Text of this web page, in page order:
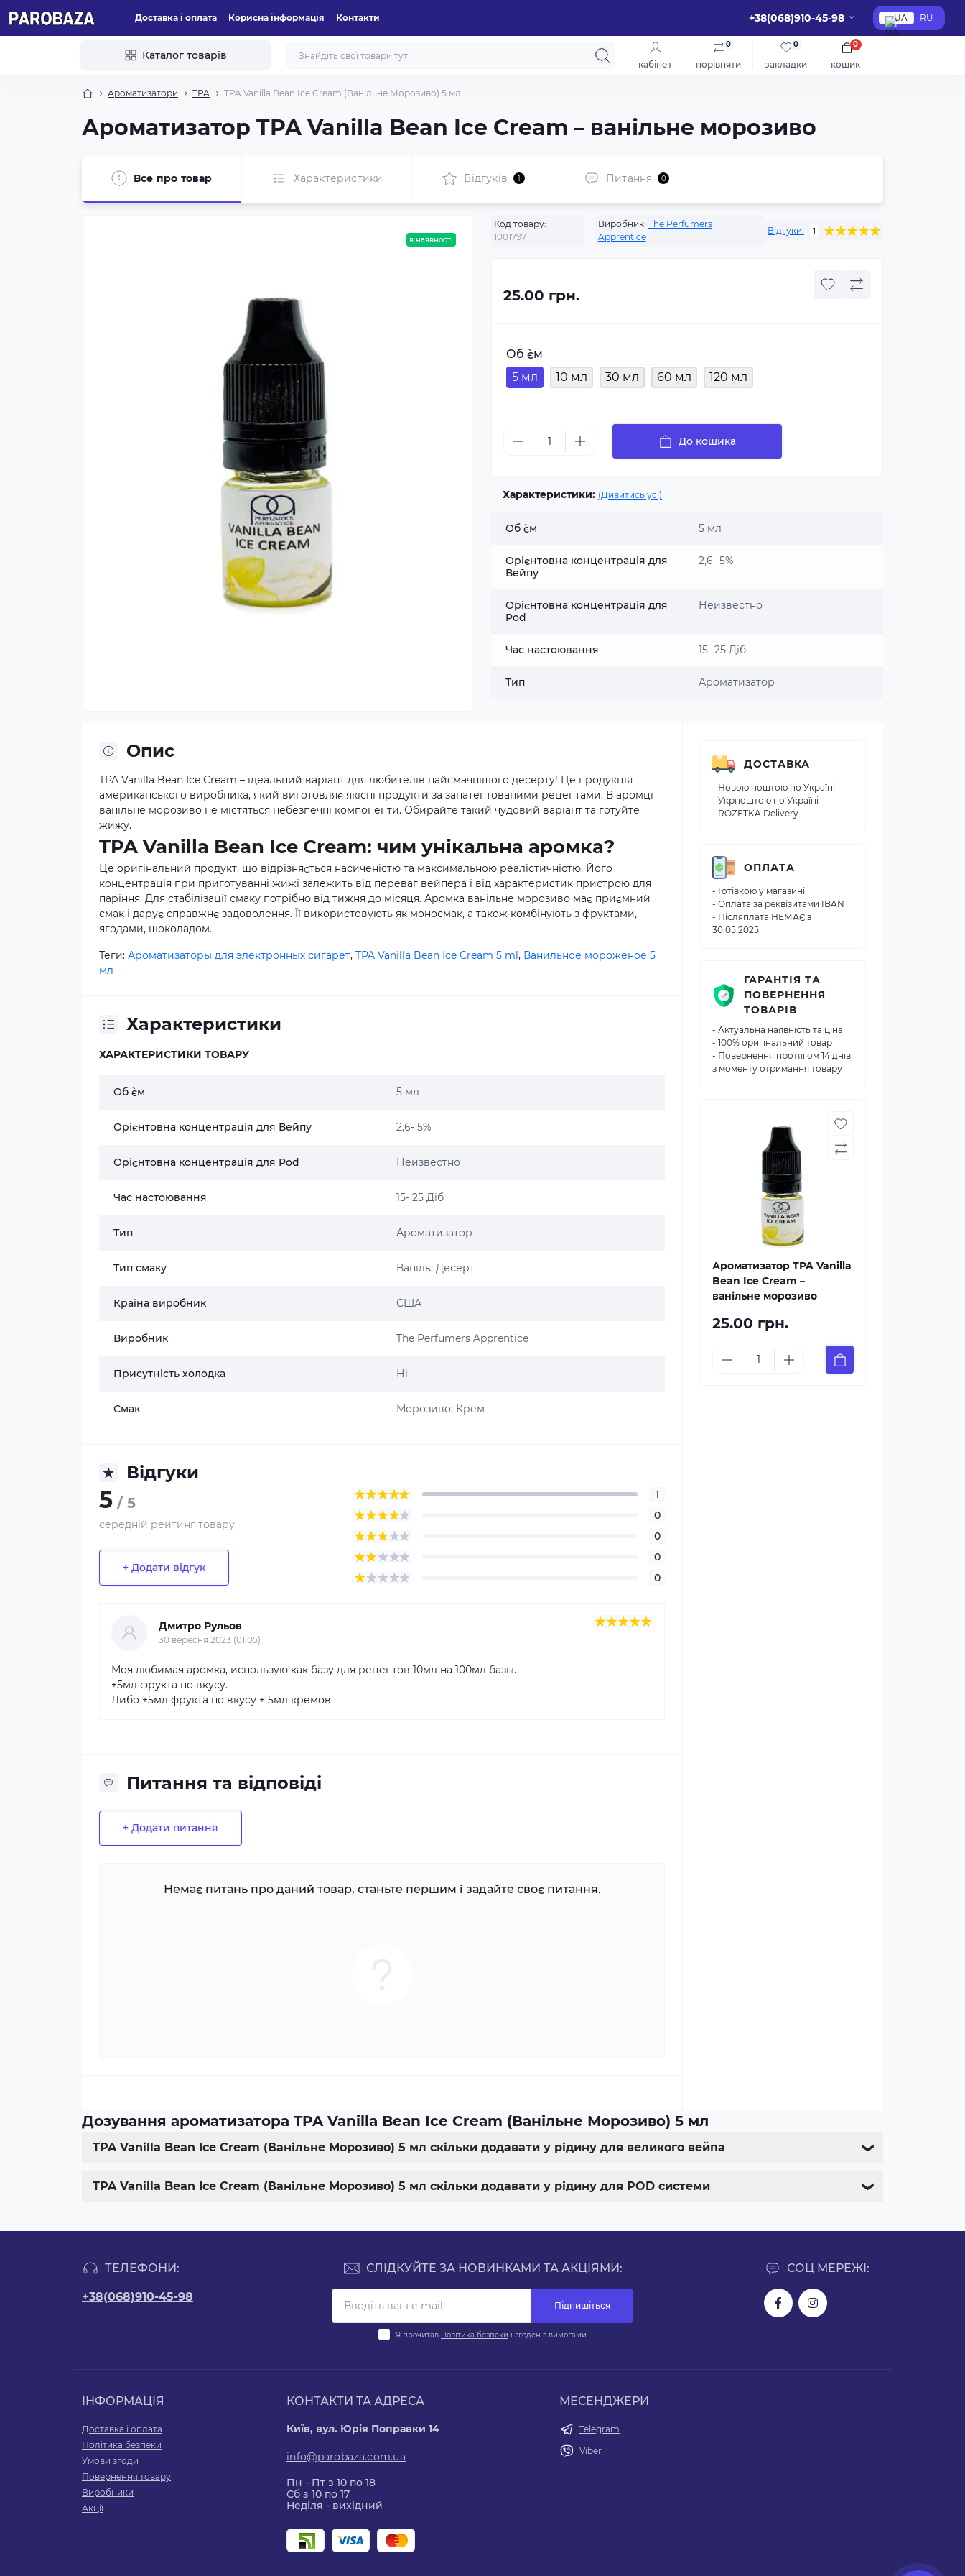
Доставка і оплата Корисна інформація Контакти +38(068)910-45-98 UA RU
Каталог товарів
кабінет порівняти
0
закладки
0
кошик
0
Ароматизатори TPA TPA Vanilla Bean Ice Cream (Ванільне Морозиво) 5 мл
Ароматизатор TPA Vanilla Bean Ice Cream – ванільне морозиво
Все про товар Характеристики Відгуків 1 Питання 0
в наявності
Код товару:
1001797
Виробник: The Perfumers
Apprentice
Відгуки: 1
25.00 грн.
Об `єм
5 мл
10 мл 30 мл 60 мл 120 мл
До кошика
Характеристики: (Дивитись усі)
Об `єм 5 мл
Орієнтовна концентрація для
Вейпу
2,6- 5%
Орієнтовна концентрація для
Pod
Неизвестно
Час настоювання 15- 25 Діб
Тип Ароматизатор
Опис
TPA Vanilla Bean Ice Cream – ідеальний варіант для любителів найсмачнішого десерту! Це продукція
американського виробника, який виготовляє якісні продукти за запатентованими рецептами. В аромці
ванільне морозиво не містяться небезпечні компоненти. Обирайте такий чудовий варіант та готуйте
жижу.
TPA Vanilla Bean Ice Cream: чим унікальна аромка?
Це оригінальний продукт, що відрізняється насиченістю та максимальною реалістичністю. Його
концентрація при приготуванні жижі залежить від переваг вейпера і від характеристик пристрою для
паріння. Для стабілізації смаку потрібно від тижня до місяця. Аромка ванільне морозиво має приємний
смак і дарує справжнє задоволення. Її використовують як моносмак, а також комбінують з фруктами,
ягодами, шоколадом.
Теги: Ароматизаторы для электронных сигарет, TPA Vanilla Bean Ice Cream 5 ml, Ванильное мороженое 5
мл
Характеристики
ХАРАКТЕРИСТИКИ ТОВАРУ
Об `єм 5 мл
Орієнтовна концентрація для Вейпу 2,6- 5%
Орієнтовна концентрація для Pod Неизвестно
Час настоювання 15- 25 Діб
Тип Ароматизатор
Тип смаку Ваніль; Десерт
Країна виробник США
Виробник The Perfumers Apprentice
Присутність холодка Ні
Смак Морозиво; Крем
Відгуки
5 / 5
середній рейтинг товару
+ Додати відгук
1
0
0
0
0
Дмитро Рульов
30 вересня 2023 (01:05)
Моя любимая аромка, использую как базу для рецептов 10мл на 100мл базы.
+5мл фрукта по вкусу.
Либо +5мл фрукта по вкусу + 5мл кремов.
Питання та відповіді
+ Додати питання
Немає питань про даний товар, станьте першим і задайте своє питання.
ДОСТАВКА
- Новою поштою по Україні
- Укрпоштою по Україні
- ROZETKA Delivery
ОПЛАТА
- Готівкою у магазині
- Оплата за реквізитами IBAN
- Післяплата НЕМАЄ з
30.05.2025
ГАРАНТІЯ ТА
ПОВЕРНЕННЯ
ТОВАРІВ
- Актуальна наявність та ціна
- 100% оригінальний товар
- Повернення протягом 14 днів
з моменту отримання товару
Ароматизатор TPA Vanilla
Bean Ice Cream –
ванільне морозиво
25.00 грн.
Дозування ароматизатора TPA Vanilla Bean Ice Cream (Ванільне Морозиво) 5 мл
TPA Vanilla Bean Ice Cream (Ванільне Морозиво) 5 мл скільки додавати у рідину для великого вейпа ❯
TPA Vanilla Bean Ice Cream (Ванільне Морозиво) 5 мл скільки додавати у рідину для POD системи ❯
ТЕЛЕФОНИ:
+38(068)910-45-98
СОЦ МЕРЕЖІ:
СЛІДКУЙТЕ ЗА НОВИНКАМИ ТА АКЦІЯМИ:
Підпишіться
Я прочитав Політика безпеки і згоден з вимогами
ІНФОРМАЦІЯ
Доставка і оплата
Політика безпеки
Умови згоди
Повернення товару
Виробники
Акції
КОНТАКТИ ТА АДРЕСА
Київ, вул. Юрія Поправки 14
info@parobaza.com.ua
Пн - Пт з 10 по 18
Сб з 10 по 17
Неділя - вихідний
МЕСЕНДЖЕРИ
Telegram
Viber